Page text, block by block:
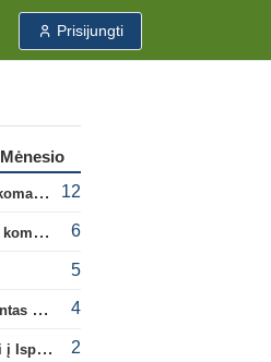
Prisijungti
Mėnesio
Rodri apsisprendė dėl naujos komandos
12
A. Tapinas: „Iš europinio lygio komandos gavom gerų pamokų“ 6
5
Argentinos federacijos prezidentas C. Tapia negailėjo pagyrų G. Infantino 4
C. Romero karjera gali pakrypti į Ispaniją 2